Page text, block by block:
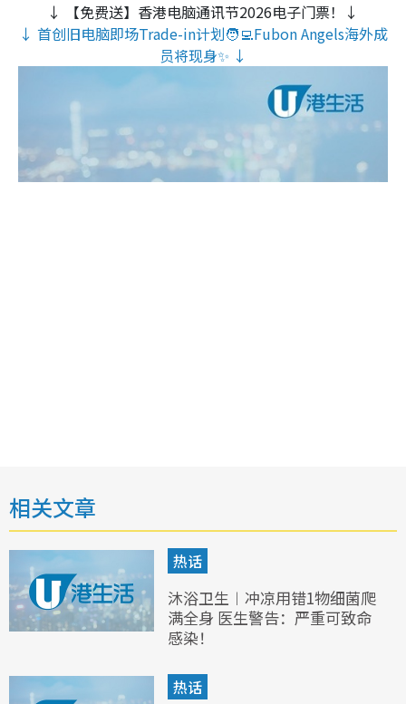
↓ 【免费送】香港电脑通讯节2026电子门票！↓
↓ 首创旧电脑即场Trade-in计划🧑‍💻Fubon Angels海外成
员将现身✨ ↓
相关文章
热话
沐浴卫生︱冲凉用错1物细菌爬
满全身 医生警告：严重可致命
感染！
热话